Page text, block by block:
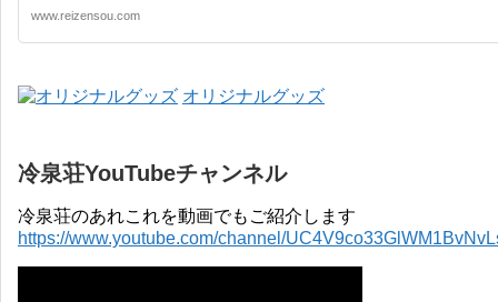
www.reizensou.com
オリジナルグッズ
冷泉荘YouTubeチャンネル
冷泉荘のあれこれを動画でもご紹介します
https://www.youtube.com/channel/